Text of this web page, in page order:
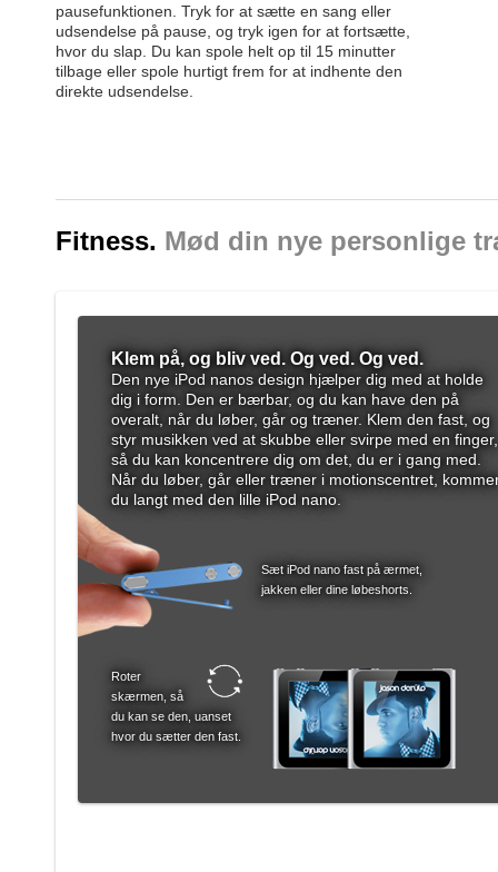
pausefunktionen. Tryk for at sætte en sang eller
udsendelse på pause, og tryk igen for at fortsætte,
hvor du slap. Du kan spole helt op til 15 minutter
tilbage eller spole hurtigt frem for at indhente den
direkte udsendelse.
Fitness. Mød din nye personlige
Klem på, og bliv ved. Og ved. Og ved.
Den nye iPod nanos design hjælper dig med at holde
dig i form. Den er bærbar, og du kan have den på
overalt, når du løber, går og træner. Klem den fast, og
styr musikken ved at skubbe eller svirpe med en finger,
så du kan koncentrere dig om det, du er i gang med.
Når du løber, går eller træner i motionscentret,
du langt med den lille iPod nano.
Sæt iPod nano fast på ærmet,
jakken eller dine løbeshorts.
Roter
skærmen, så
du kan se den, uanset
hvor du sætter den fast.